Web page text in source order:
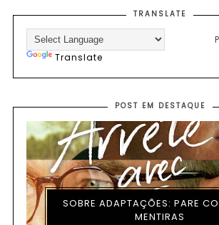
TRANSLATE
Translate
POST EM DESTAQUE
SOBRE ADAPTAÇÕES: PARE
MENTIRAS